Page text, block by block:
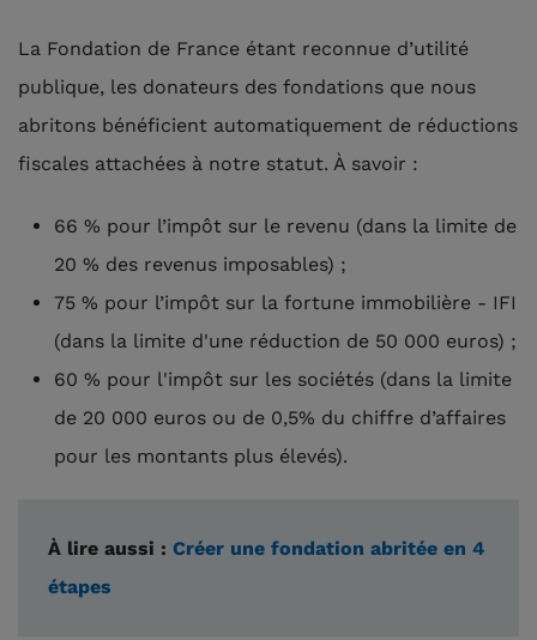
La Fondation de France étant reconnue d’utilité
publique, les donateurs des fondations que nous
abritons bénéficient automatiquement de réductions
fiscales attachées à notre statut. À savoir :
66 % pour l’impôt sur le revenu (dans la limite de
20 % des revenus imposables) ;
75 % pour l’impôt sur la fortune immobilière - IFI
(dans la limite d'une réduction de 50 000 euros) ;
60 % pour l'impôt sur les sociétés (dans la limite
de 20 000 euros ou de 0,5% du chiffre d’affaires
pour les montants plus élevés).
À lire aussi : Créer une fondation abritée en 4
étapes